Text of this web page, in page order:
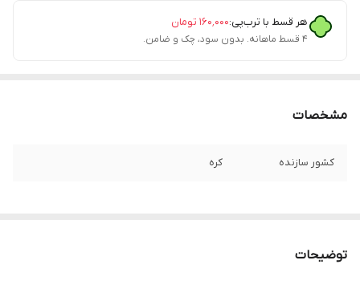
هر قسط با ترب‌پی:۱۶۰٬۰۰۰ تومان
۴ قسط ماهانه. بدون سود، چک و ضامن.
مشخصات
کشور سازنده کره
توضیحات